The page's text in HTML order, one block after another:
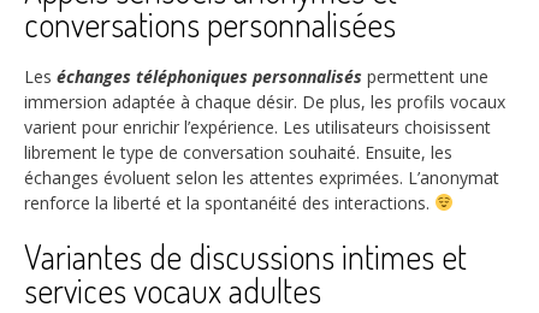
conversations personnalisées
Les échanges téléphoniques personnalisés permettent une
immersion adaptée à chaque désir. De plus, les profils vocaux
varient pour enrichir l’expérience. Les utilisateurs choisissent
librement le type de conversation souhaité. Ensuite, les
échanges évoluent selon les attentes exprimées. L’anonymat
renforce la liberté et la spontanéité des interactions.
Variantes de discussions intimes et
services vocaux adultes